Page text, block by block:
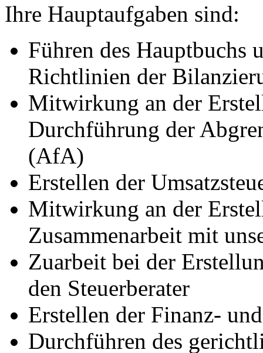
Ihre Hauptaufgaben sind:
Führen des Hauptbuchs
Richtlinien der
Mitwirkung an der
Durchführung der
(AfA)
Erstellen der
Mitwirkung an der
Zusammenarbeit mit
Zuarbeit bei der
den Steuerberater
Erstellen der Finanz-
Durchführen des